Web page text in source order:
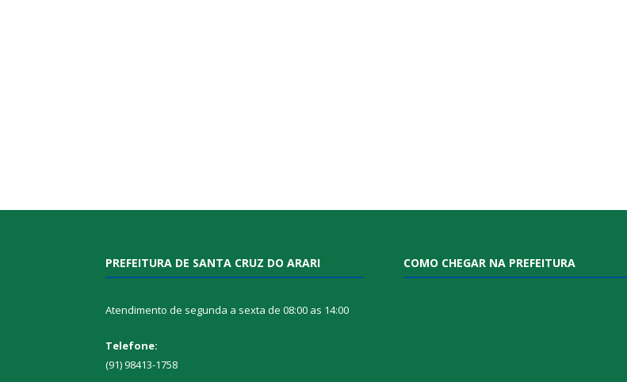
PREFEITURA DE SANTA CRUZ DO ARARI
Atendimento de segunda a sexta de 08:00 as 14:00
Telefone:
(91) 98413-1758
COMO CHEGAR NA PREFEITURA